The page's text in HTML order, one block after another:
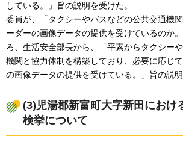
している。」旨の説明を受けた。
委員が、「タクシーやバスなどの公共交通機
ーダーの画像データの提供を受けているのか
ろ、生活安全部長から、「平素からタクシー
機関と協力体制を構築しており、必要に応じ
の画像データの提供を受けている。」旨の説明
(3)児湯郡新富町大字新田におけ
検挙について